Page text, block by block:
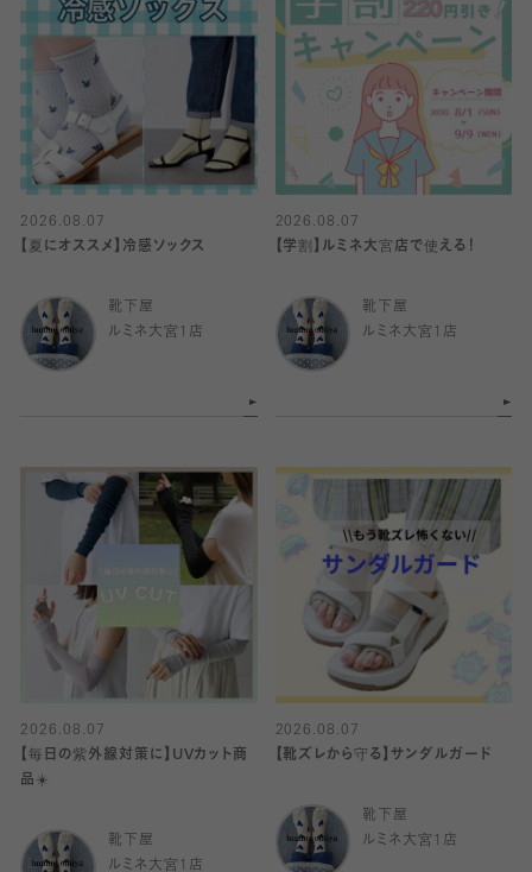
2026.08.07
【夏にオススメ】冷感ソックス
靴下屋
ルミネ大宮1店
2026.08.07
【学割】ルミネ大宮店で使える！
靴下屋
ルミネ大宮1店
2026.08.07
【毎日の紫外線対策に】UVカット商
品☀️
靴下屋
ルミネ大宮1店
2026.08.07
【靴ズレから守る】サンダルガード
靴下屋
ルミネ大宮1店